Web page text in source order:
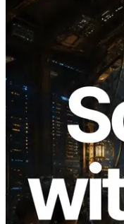
2026.08.05
ERPC 扩展
增全球 7 个区
Information